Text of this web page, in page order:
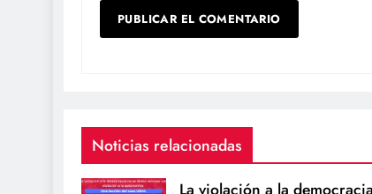
Noticias relacionadas